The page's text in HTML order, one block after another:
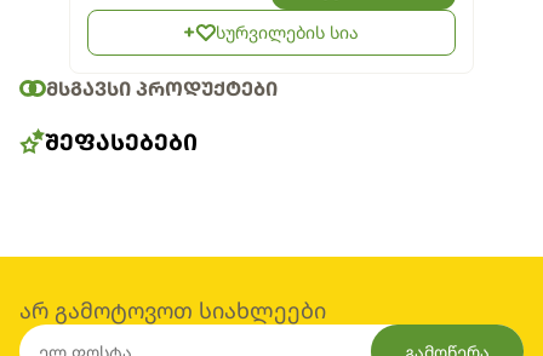
სურვილების სია
ᲛᲡᲒᲐᲕᲡᲘ ᲞᲠᲝᲓᲣᲥᲢᲔᲑᲘ
ᲨᲔᲤᲐᲡᲔᲑᲔᲑᲘ
არ გამოტოვოთ სიახლეები